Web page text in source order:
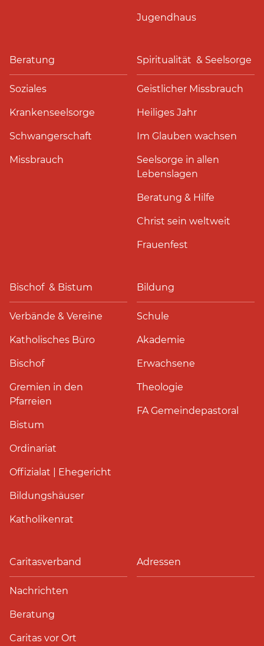
Jugendhaus
Beratung
Soziales
Krankenseelsorge
Schwangerschaft
Missbrauch
Spiritualität & Seelsorge
Geistlicher Missbrauch
Heiliges Jahr
Im Glauben wachsen
Seelsorge in allen
Lebenslagen
Beratung & Hilfe
Christ sein weltweit
Frauenfest
Bischof & Bistum
Verbände & Vereine
Katholisches Büro
Bischof
Gremien in den
Pfarreien
Bistum
Ordinariat
Offizialat | Ehegericht
Bildungshäuser
Katholikenrat
Bildung
Schule
Akademie
Erwachsene
Theologie
FA Gemeindepastoral
Caritasverband
Nachrichten
Beratung
Caritas vor Ort
Adressen